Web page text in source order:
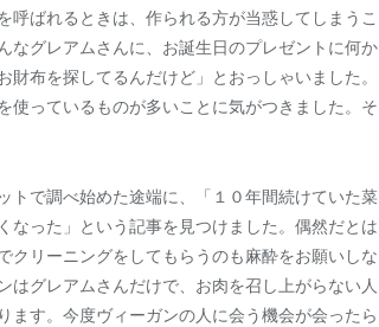
ばれるときは、作られる方が当惑してしまうこ
なグレアムさんに、お誕生日のプレゼントに何か
布を探してるんだけど」とおっしゃいました。
使っているものが多いことに気がつきました。そ
トで調べ始めた途端に、「１０年間続けていた菜
った」という記事を見つけました。偶然だとは
リーニングをしてもらうのも麻酔をお願いしな
グレアムさんだけで、お肉を召し上がらない人
す。今度ヴィーガンの人に会う機会が会ったら